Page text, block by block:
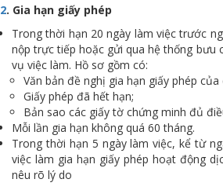
2. Gia hạn giấy phép
Trong thời hạn 20 ngày làm việc trước
nộp trực tiếp hoặc gửi qua hệ thống bưu
vụ việc làm. Hồ sơ gồm có:
Văn bản đề nghị gia hạn giấy phép của
Giấy phép đã hết hạn;
Bản sao các giấy tờ chứng minh đủ
Mỗi lần gia hạn không quá 60 tháng.
Trong thời hạn 5 ngày làm việc, kể từ
việc làm gia hạn giấy phép hoạt động
nêu rõ lý do